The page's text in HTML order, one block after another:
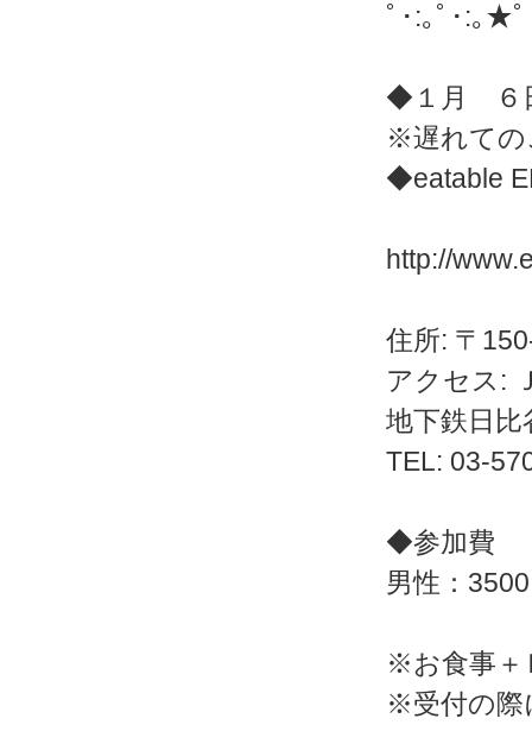
ﾟ･:｡ﾟ･:｡★
◆１月 ６
※遅れての
◆eatable
http://
住所: 〒
アクセス:
地下鉄日比
TEL: 03-
◆参加費
男性：
※お食事＋
※受付の際